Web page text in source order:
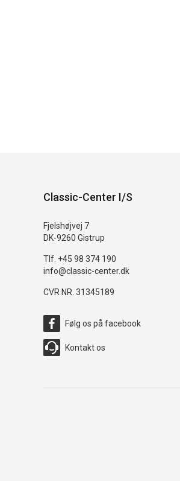
Classic-Center I/S
Fjelshøjvej 7
DK-9260 Gistrup
Tlf. +45 98 374 190
info@classic-center.dk
CVR NR. 31345189
Følg os på facebook
Kontakt os